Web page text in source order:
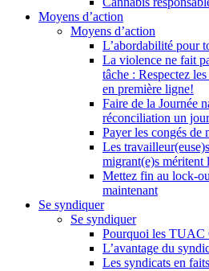
Moyens d’action
Moyens d’action
L’abordabilité pour
La violence ne fait
tâche : Respectez
en première ligne!
Faire de la Journée
réconciliation un
Payer les congés de
Les
migrant(e)s méritent
Mettez fin au lock-
maintenant
Se syndiquer
Se syndiquer
Pourquoi les TUAC
L’avantage du
Les syndicats en faits